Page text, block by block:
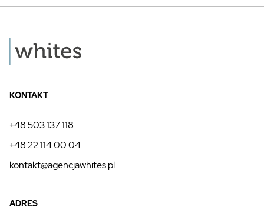
KONTAKT
+48 503 137 118
+48 22 114 00 04
kontakt@agencjawhites.pl
ADRES